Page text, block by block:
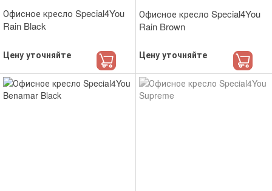
Офисное кресло Special4You
Rain Black
Цену уточняйте
Офисное кресло Special4You
Rain Brown
Цену уточняйте